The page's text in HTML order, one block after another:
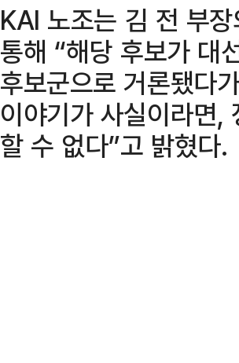
KAI 노조는 김 전 부
통해 “해당 후보가 대
후보군으로 거론됐다
이야기가 사실이라면,
할 수 없다”고 밝혔다.